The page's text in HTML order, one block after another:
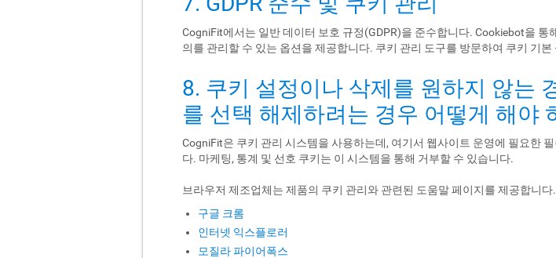
CogniFit에서는 일반 데이터 보호 규정(GDPR)을 준수합니다. Cookiebot을
의를 관리할 수 있는 옵션을 제공합니다. 쿠키 관리 도구를 방문하여 쿠키 기
8. 쿠키 설정이나 삭제를 원하지 않는
를 선택 해제하려는 경우 어떻게 해야
CogniFit은 쿠키 관리 시스템을 사용하는데, 여기서 웹사이트 운영에 필요한
다. 마케팅, 통계 및 선호 쿠키는 이 시스템을 통해 거부할 수 있습니다.
브라우저 제조업체는 제품의 쿠키 관리와 관련된 도움말 페이지를 제공합니
구글 크롬
인터넷 익스플로러
모질라 파이어폭스